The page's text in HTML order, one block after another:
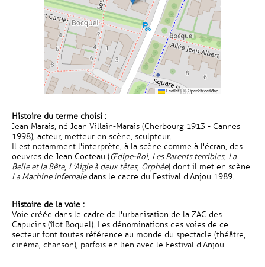
Leaflet|©OpenStreetMap
Histoire du terme choisi :
Jean Marais, né Jean Villain-Marais (Cherbourg 1913 - Cannes
1998), acteur, metteur en scène, sculpteur.
Il est notamment l'interprète, à la scène comme à l'écran, des
oeuvres de Jean Cocteau (Œdipe-Roi, Les Parents terribles, La
Belle et la Bête, L'Aigle à deux têtes, Orphée) dont il met en scène
La Machine infernaledans le cadre du Festival d'Anjou 1989.
Histoire de la voie :
Voie créée dans le cadre de l'urbanisation de la ZAC des
Capucins (îlot Boquel). Les dénominations des voies de ce
secteur font toutes référence au monde du spectacle (théâtre,
cinéma, chanson), parfois en lien avec le Festival d'Anjou.